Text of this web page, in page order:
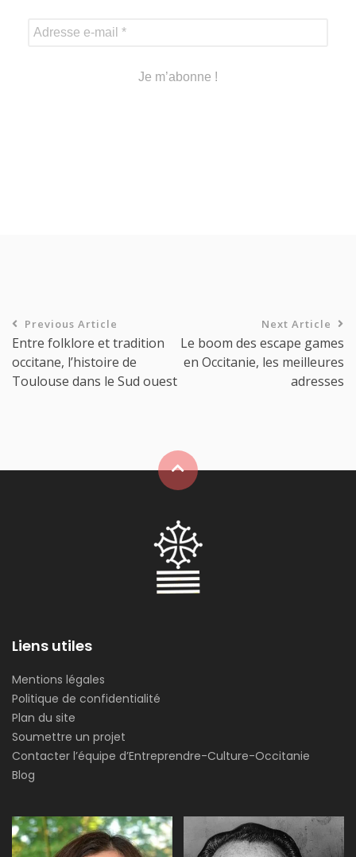
Previous Article
Entre folklore et tradition
occitane, l’histoire de
Toulouse dans le Sud ouest
Next Article
Le boom des escape games
en Occitanie, les meilleures
adresses
Liens utiles
Mentions légales
Politique de confidentialité
Plan du site
Soumettre un projet
Contacter l’équipe d’Entreprendre-Culture-Occitanie
Blog